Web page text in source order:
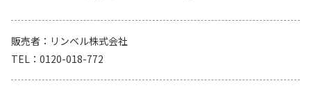
販売者
リンベル株式会社
TEL
0120-018-772